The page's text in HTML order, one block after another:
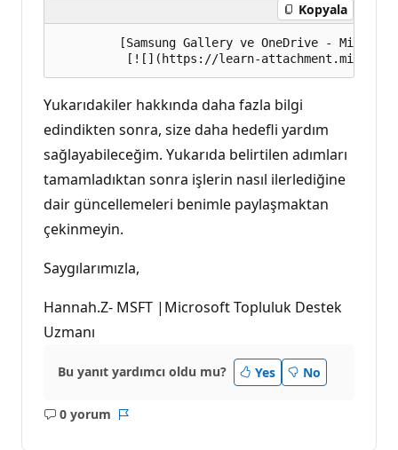
Kopyala
[Samsung Gallery ve OneDrive -
Yukarıdakiler hakkında daha fazla bilgi
edindikten sonra, size daha hedefli yardım
sağlayabileceğim. Yukarıda belirtilen adımları
tamamladıktan sonra işlerin nasıl ilerlediğine
dair güncellemeleri benimle paylaşmaktan
çekinmeyin.
Saygılarımızla,
Hannah.Z- MSFT |Microsoft Topluluk Destek
Uzmanı
Bu yanıt yardımcı oldu mu? Yes No
0 yorum
Açıklama